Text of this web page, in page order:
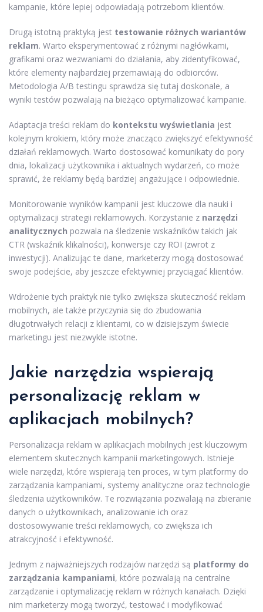
kampanie, które lepiej odpowiadają potrzebom klientów.
Drugą istotną praktyką jest testowanie różnych wariantów
reklam. Warto eksperymentować z różnymi nagłówkami,
grafikami oraz wezwaniami do działania, aby zidentyfikować,
które elementy najbardziej przemawiają do odbiorców.
Metodologia A/B testingu sprawdza się tutaj doskonale, a
wyniki testów pozwalają na bieżąco optymalizować kampanie.
Adaptacja treści reklam do kontekstu wyświetlania jest
kolejnym krokiem, który może znacząco zwiększyć efektywność
działań reklamowych. Warto dostosować komunikaty do pory
dnia, lokalizacji użytkownika i aktualnych wydarzeń, co może
sprawić, że reklamy będą bardziej angażujące i odpowiednie.
Monitorowanie wyników kampanii jest kluczowe dla nauki i
optymalizacji strategii reklamowych. Korzystanie z narzędzi
analitycznych pozwala na śledzenie wskaźników takich jak
CTR (wskaźnik klikalności), konwersje czy ROI (zwrot z
inwestycji). Analizując te dane, marketerzy mogą dostosować
swoje podejście, aby jeszcze efektywniej przyciągać klientów.
Wdrożenie tych praktyk nie tylko zwiększa skuteczność reklam
mobilnych, ale także przyczynia się do zbudowania
długotrwałych relacji z klientami, co w dzisiejszym świecie
marketingu jest niezwykle istotne.
Jakie narzędzia wspierają
personalizację reklam w
aplikacjach mobilnych?
Personalizacja reklam w aplikacjach mobilnych jest kluczowym
elementem skutecznych kampanii marketingowych. Istnieje
wiele narzędzi, które wspierają ten proces, w tym platformy do
zarządzania kampaniami, systemy analityczne oraz technologie
śledzenia użytkowników. Te rozwiązania pozwalają na zbieranie
danych o użytkownikach, analizowanie ich oraz
dostosowywanie treści reklamowych, co zwiększa ich
atrakcyjność i efektywność.
Jednym z najważniejszych rodzajów narzędzi są platformy do
zarządzania kampaniami, które pozwalają na centralne
zarządzanie i optymalizację reklam w różnych kanałach. Dzięki
nim marketerzy mogą tworzyć, testować i modyfikować